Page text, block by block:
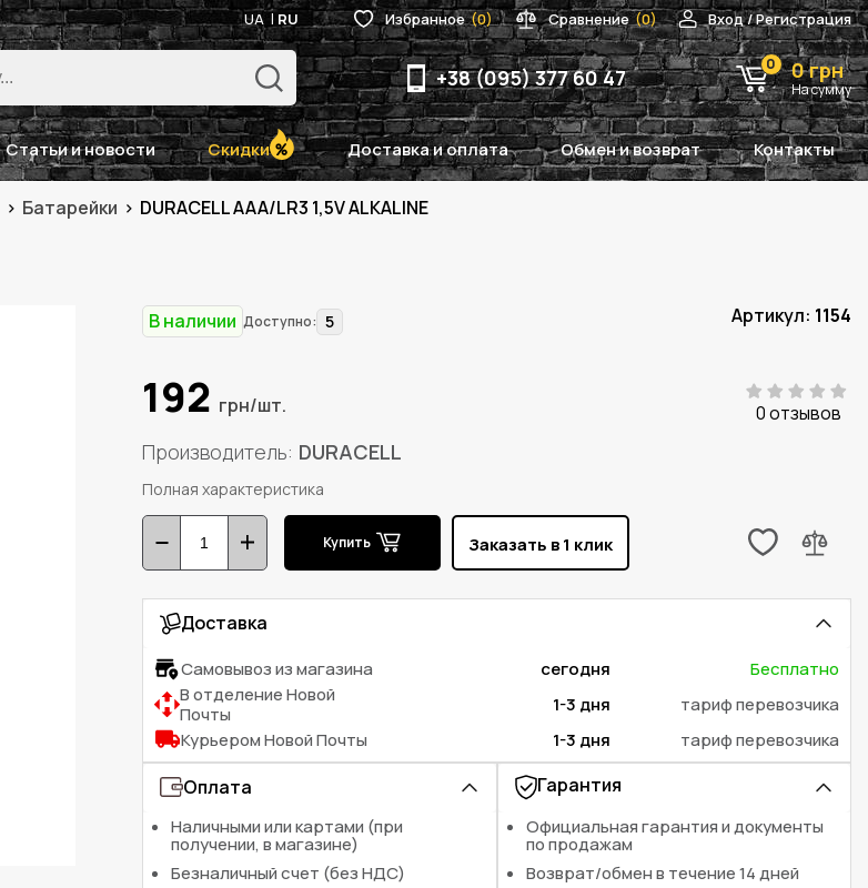
UA RU Избранное (0) Сравнение (0) Вход / Регистрация
+38 (095) 377 60 47
0 0 грн
На сумму
Статьи и новости Скидки Доставка и оплата Обмен и возврат Контакты
Батарейки DURACELL AAA/LR3 1,5V ALKALINE
В наличии Доступно: 5 Артикул: 1154
192 грн/шт. 0 отзывов
Производитель DURACELL
Полная характеристика
Купить Заказать в 1 клик
Доставка
Самовывоз из магазина сегодня
Бесплатно
В отделение Новой
Почты
1-3 дня
тариф перевозчика
Курьером Новой Почты
1-3 дня тариф перевозчика
Оплата
Наличными или картами (при
получении, в магазине)
Безналичный счет (без НДС)
Гарантия
Официальная гарантия и документы
по продажам
Возврат/обмен в течение 14 дней